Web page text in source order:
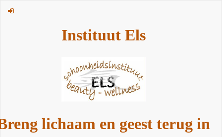
Instituut Els
lichaam en geest terug in